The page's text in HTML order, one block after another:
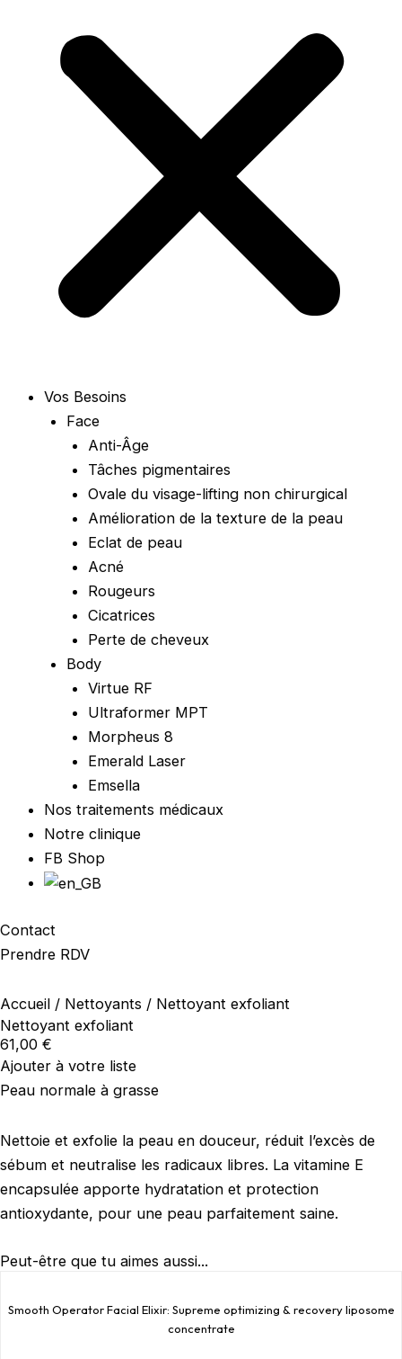
Vos Besoins
Face
Anti-Âge
Tâches pigmentaires
Ovale du visage-lifting non chirurgical
Amélioration de la texture de la peau
Eclat de peau
Acné
Rougeurs
Cicatrices
Perte de cheveux
Body
Virtue RF
Ultraformer MPT
Morpheus 8
Emerald Laser
Emsella
Nos traitements médicaux
Notre clinique
FB Shop
Contact
Prendre RDV
Accueil / Nettoyants / Nettoyant exfoliant
Nettoyant exfoliant
61,00 €
Ajouter à votre liste
Peau normale à grasse
Nettoie et exfolie la peau en douceur, réduit l’excès de
sébum et neutralise les radicaux libres. La vitamine E
encapsulée apporte hydratation et protection
antioxydante, pour une peau parfaitement saine.
Peut-être que tu aimes aussi...
Smooth Operator Facial Elixir: Supreme optimizing & recovery liposome
concentrate